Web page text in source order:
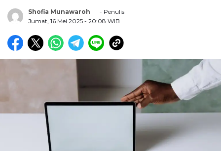
Shofia Munawaroh
- Penulis
Jumat, 16 Mei 2025 - 20:08 WIB